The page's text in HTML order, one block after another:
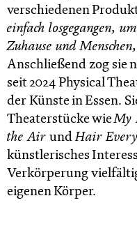
verschiedenen
einfach losgegangen,
Zuhause und
Anschließend zog sie
seit 2024 Physical
der Künste in Essen.
Theaterstücke wieMy
the AirundHair
künstlerisches
Verkörperung
eigenen Körper.